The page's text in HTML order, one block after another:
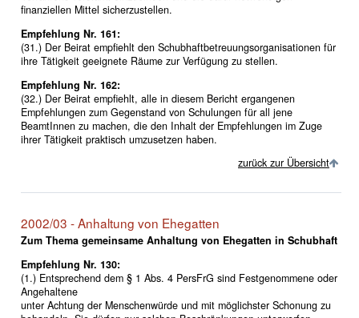
finanziellen Mittel sicherzustellen.
Empfehlung Nr. 161:
(31.) Der Beirat empfiehlt den Schubhaftbetreuungsorganisationen für
ihre Tätigkeit geeignete Räume zur Verfügung zu stellen.
Empfehlung Nr. 162:
(32.) Der Beirat empfiehlt, alle in diesem Bericht ergangenen
Empfehlungen zum Gegenstand von Schulungen für all jene
BeamtInnen zu machen, die den Inhalt der Empfehlungen im Zuge
ihrer Tätigkeit praktisch umzusetzen haben.
zurück zur Übersicht
2002/03 - Anhaltung von Ehegatten
Zum Thema gemeinsame Anhaltung von Ehegatten in Schubhaft
Empfehlung Nr. 130:
(1.) Entsprechend dem § 1 Abs. 4 PersFrG sind Festgenommene oder
Angehaltene
unter Achtung der Menschenwürde und mit möglichster Schonung zu